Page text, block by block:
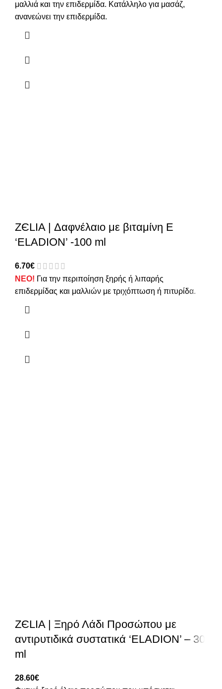
μαλλιά και την επιδερμίδα. Κατάλληλο για μασάζ,
ανανεώνει την επιδερμίδα.
ZЄLIA | Δαφνέλαιο με βιταμίνη Ε
‘ELADION’ -100 ml
6.70€
ΝΕΟ! Για την περιποίηση ξηρής ή λιπαρής
επιδερμίδας και μαλλιών με τριχόπτωση ή πιτυρίδα.
ZЄLIA | Ξηρό Λάδι Προσώπου με
αντιρυτιδικά συστατικά ‘ELADION’ – 30
ml
28.60€